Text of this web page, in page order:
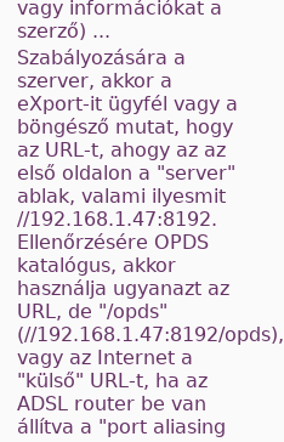
vagy információkat a
szerző) ...
Szabályozására a
szerver, akkor a
eXport-it ügyfél vagy a
böngésző mutat, hogy
az URL-t, ahogy az az
első oldalon a "server"
ablak, valami ilyesmit
//192.168.1.47:8192.
Ellenőrzésére OPDS
katalógus, akkor
használja ugyanazt az
URL, de "/opds"
(//192.168.1.47:8192/opds),
vagy az Internet a
"külső" URL-t, ha az
ADSL router be van
állítva a "port aliasing